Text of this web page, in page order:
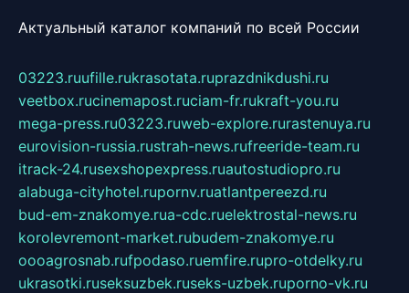
Актуальный каталог компаний по всей России
03223.ruufille.rukrasotata.ruprazdnikdushi.ru
veetbox.rucinemapost.ruciam-fr.rukraft-you.ru
mega-press.ru03223.ruweb-explore.rurastenuya.ru
eurovision-russia.rustrah-news.rufreeride-team.ru
itrack-24.rusexshopexpress.ruautostudiopro.ru
alabuga-cityhotel.rupornv.ruatlantpereezd.ru
bud-em-znakomye.rua-cdc.ruelektrostal-news.ru
korolevremont-market.rubudem-znakomye.ru
oooagrosnab.rufpodaso.ruemfire.rupro-otdelky.ru
ukrasotki.ruseksuzbek.ruseks-uzbek.ruporno-vk.ru